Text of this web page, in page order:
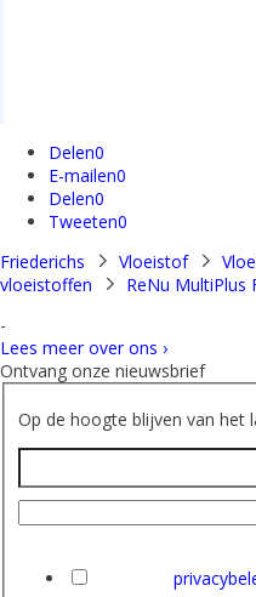
Delen0
E-mailen0
Delen0
Tweeten0
Friederichs
Vloeistof
vloeistoffen
ReNu MultiPlus
-
Lees meer over ons ›
Ontvang onze nieuwsbrief
Op de hoogte blijven van het